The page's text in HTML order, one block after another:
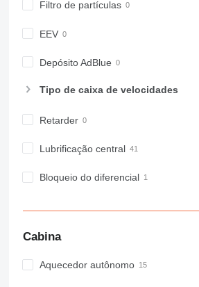
Filtro de partículas
EEV
Depósito AdBlue
Tipo de caixa de velocidades
Retarder
Lubrificação central
Bloqueio do diferencial
Cabina
Aquecedor autônomo